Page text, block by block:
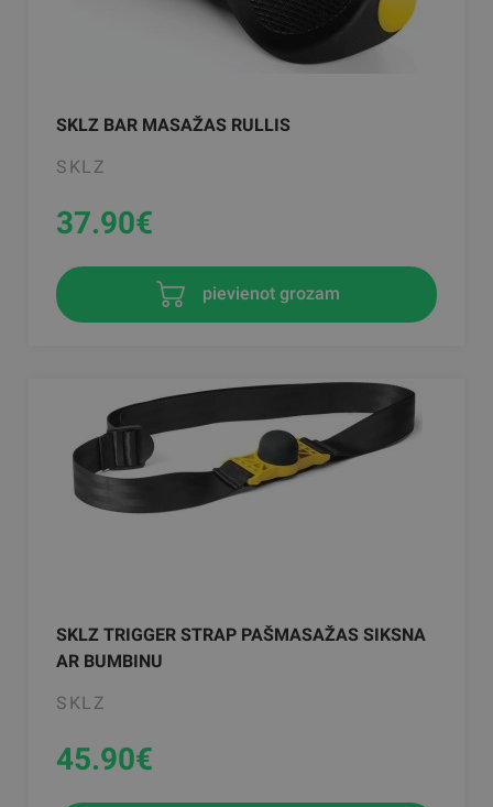
SKLZ BAR MASAŽAS RULLIS
SKLZ
37.90€
pievienot grozam
SKLZ TRIGGER STRAP PAŠMASAŽAS SIKSNA
AR BUMBINU
SKLZ
45.90€